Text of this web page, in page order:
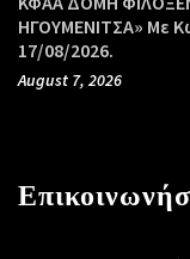
ΗΓΟΥΜΕΝΙΤΣΑ» Με
17/08/2026.
August 7, 2026